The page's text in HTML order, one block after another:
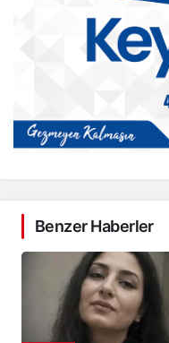
Benzer Haberler